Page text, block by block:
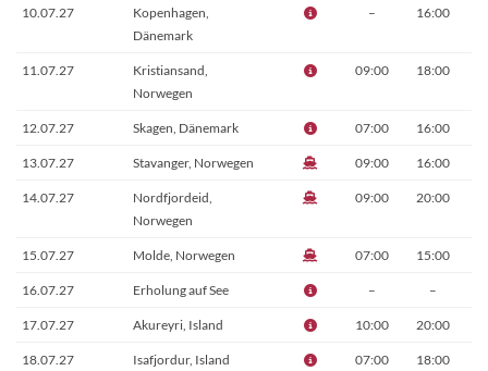
10.07.27
Kopenhagen,
Dänemark
– 16:00
11.07.27
Kristiansand,
Norwegen
09:00 18:00
12.07.27 Skagen, Dänemark 07:00 16:00
13.07.27 Stavanger, Norwegen 09:00 16:00
14.07.27
Nordfjordeid,
Norwegen
09:00 20:00
15.07.27 Molde, Norwegen 07:00 15:00
16.07.27 Erholung auf See – –
17.07.27 Akureyri, Island 10:00 20:00
18.07.27 Isafjordur, Island 07:00 18:00